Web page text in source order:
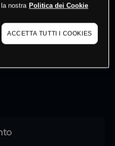
Accediper vedere gli ultimi
see latest market data
nostra Politica dei Cookie
ACCETTA TUTTI I COOKIES